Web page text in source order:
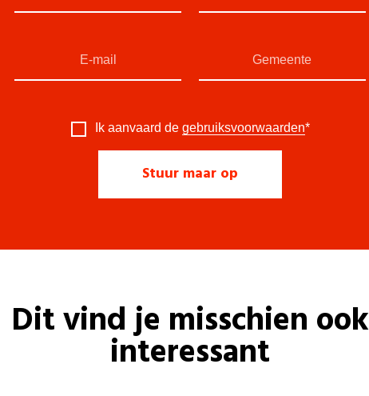
Ik aanvaard de gebruiksvoorwaarden*
Dit vind je misschien ook
interessant